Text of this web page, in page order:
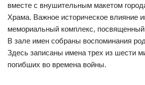
вместе с внушительным макетом
Храма. Важное историческое
мемориальный комплекс,
В зале имен собраны воспоминания
Здесь записаны имена трех из шести
погибших во времена войны.